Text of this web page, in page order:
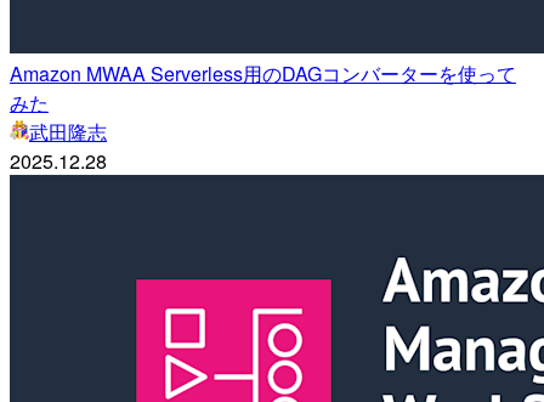
Amazon MWAA Serverless用のDAGコンバーターを使って
みた
武田隆志
2025.12.28